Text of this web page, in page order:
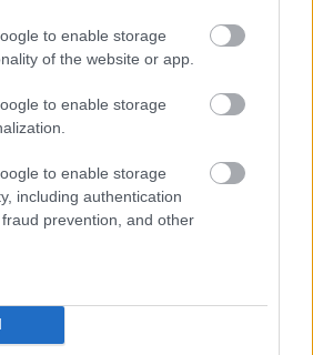
to enable storage
of the website or app.
to enable storage
to enable storage
including authentication
prevention, and other
bővítés: már zajlik a teljesen új
Kelet csomópont építése
épül Angyalföldön